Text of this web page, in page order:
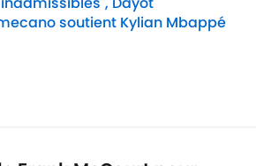
soutient Kylian Mbappé
by on Invalid Date